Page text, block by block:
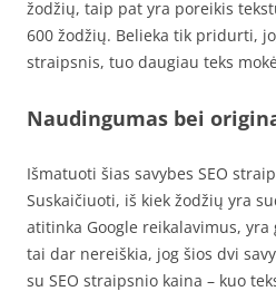
žodžių, taip pat yra poreikis
600 žodžių. Belieka tik pridurti,
straipsnis, tuo daugiau teks
Naudingumas bei
Išmatuoti šias savybes SEO
Suskaičiuoti, iš kiek žodžių yra
atitinka Google reikalavimus, yra
tai dar nereiškia, jog šios dvi
su SEO straipsnio kaina – kuo